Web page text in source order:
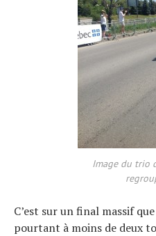
Image du trio
C’est sur un final massif
pourtant à moins de deux